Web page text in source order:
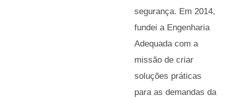
segurança. Em 2014,
fundei a Engenharia
Adequada com a
missão de criar
soluções práticas
para as demandas da